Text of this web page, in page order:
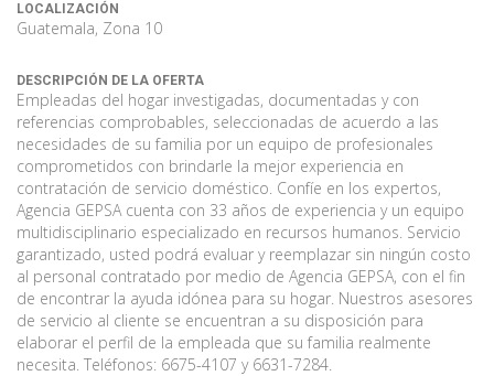
LOCALIZACIÓN
Guatemala, Zona 10
DESCRIPCIÓN DE LA OFERTA
Empleadas del hogar investigadas, documentadas y con
referencias comprobables, seleccionadas de acuerdo a las
necesidades de su familia por un equipo de profesionales
comprometidos con brindarle la mejor experiencia en
contratación de servicio doméstico. Confíe en los expertos,
Agencia GEPSA cuenta con 33 años de experiencia y un equipo
multidisciplinario especializado en recursos humanos. Servicio
garantizado, usted podrá evaluar y reemplazar sin ningún costo
al personal contratado por medio de Agencia GEPSA, con el fin
de encontrar la ayuda idónea para su hogar. Nuestros asesores
de servicio al cliente se encuentran a su disposición para
elaborar el perfil de la empleada que su familia realmente
necesita. Teléfonos: 6675-4107 y 6631-7284.